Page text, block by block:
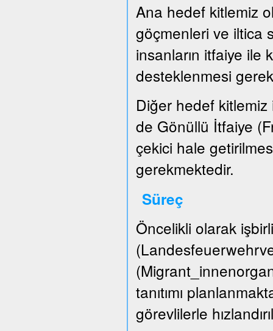
Ana hedef kitlemiz
göçmenleri ve iltica
insanların itfaiye ile
desteklenmesi
Diğer hedef
de Gönüllü İtfaiye
çekici hale
gerekmektedir.
Süreç
Öncelikli olarak
tanıtımı
görevlilerle